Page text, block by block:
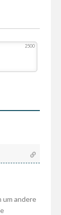
2500
andere